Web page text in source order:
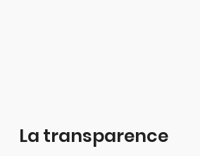
La transparence